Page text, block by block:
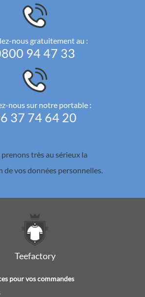
nous gratuitement au :
94 47 33
nous sur notre portable :
37 74 64 20
très au sérieux la
de vos données personnelles.
Teefactory
pour vos commandes